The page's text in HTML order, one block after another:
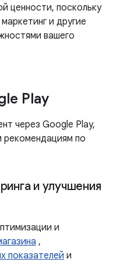
ценности, поскольку
и другие
вашего
Play
через Google Play,
рекомендациям по
и улучшения
и
,
показателей и